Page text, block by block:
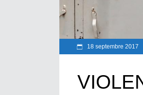
18 septembre 2017